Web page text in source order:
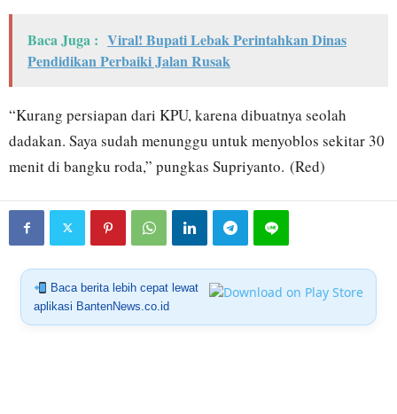
Baca Juga : Viral! Bupati Lebak Perintahkan Dinas
Pendidikan Perbaiki Jalan Rusak
“Kurang persiapan dari KPU, karena dibuatnya seolah
dadakan. Saya sudah menunggu untuk menyoblos sekitar 30
menit di bangku roda,” pungkas Supriyanto. (Red)
Baca berita lebih cepat lewat
aplikasi BantenNews.co.id